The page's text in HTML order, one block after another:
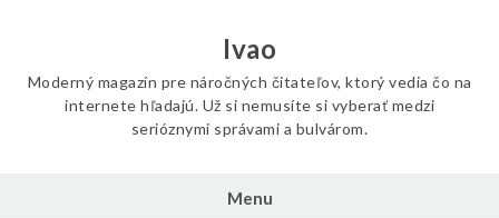
Ivao
Moderný magazín pre náročných čitateľov, ktorý vedia čo na
internete hľadajú. Už si nemusíte si vyberať medzi
serióznymi správami a bulvárom.
Menu